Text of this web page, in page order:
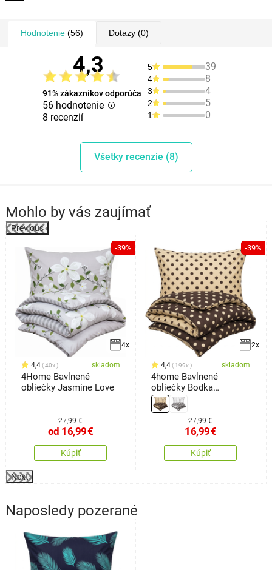
Hodnotenie(56) Dotazy(0)
4,3
91% zákazníkov odporúča
56 hodnotenie
8 recenzií
5 39
4 8
3 4
2 5
1 0
Všetky recenzie (8)
Mohlo by vás zaujímať
Previous
-39%
4x
4,4 40x skladom
4Home Bavlnené
obliečky Jasmine Love
27,99 €
od 16,99€
Kúpiť
-39%
2x
4,4 199x skladom
4home Bavlnené
obliečky Bodka
Čokoláda, 140 x 220 cm,
70 x 90 cm
27,99 €
16,99€
Kúpiť
Next
Naposledy pozerané